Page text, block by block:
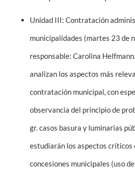
Unidad III: Contratación
municipalidades (martes 23 de
responsable: Carolina
analizan los aspectos más
contratación municipal, con
observancia del principio de
gr. casos basura y luminarias
estudiarán los aspectos críticos
concesiones municipales (uso